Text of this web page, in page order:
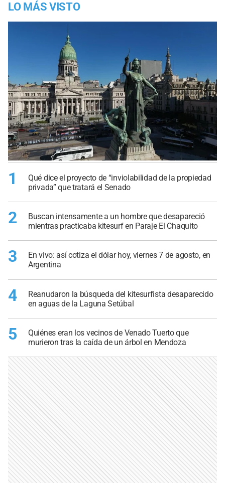
LO MÁS VISTO
1
Qué dice el proyecto de “inviolabilidad de la propiedad
privada” que tratará el Senado
2
Buscan intensamente a un hombre que desapareció
mientras practicaba kitesurf en Paraje El Chaquito
3
En vivo: así cotiza el dólar hoy, viernes 7 de agosto, en
Argentina
4
Reanudaron la búsqueda del kitesurfista desaparecido
en aguas de la Laguna Setúbal
5
Quiénes eran los vecinos de Venado Tuerto que
murieron tras la caída de un árbol en Mendoza